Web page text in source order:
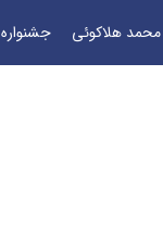
محمد هلاکوئی جشنواره